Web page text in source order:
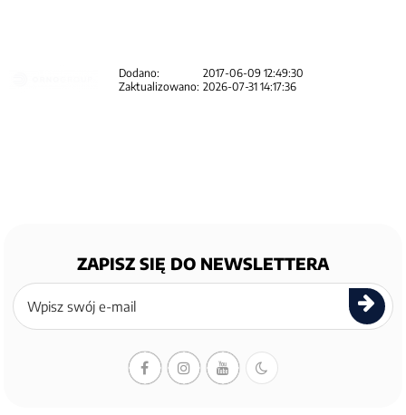
Dodano:
2017-06-09 12:49:30
Zaktualizowano: 2026-07-31 14:17:36
ZAPISZ SIĘ DO NEWSLETTERA
Zapisz
się
newslettera